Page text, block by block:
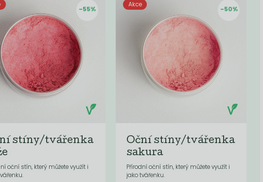
-55%
stíny/tvářenka
oční stín, který můžete využít i
Akce
-50%
Oční stíny/tvářenka
sakura
Přírodní oční stín, který můžete využít i
jako tvářenku.